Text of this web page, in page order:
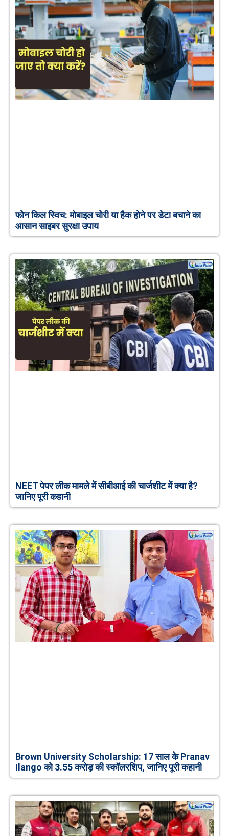
फोन किल स्विच: मोबाइल चोरी या हैक होने पर डेटा बचाने का
आसान साइबर सुरक्षा उपाय
NEET पेपर लीक मामले में सीबीआई की चार्जशीट में क्या है?
जानिए पूरी कहानी
Brown University Scholarship: 17 साल के Pranav
Ilango को 3.55 करोड़ की स्कॉलरशिप, जानिए पूरी कहानी